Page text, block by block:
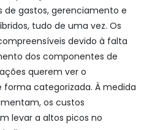
de gastos, gerenciamento e
tudo de uma vez. Os
devido à falta
dos componentes de
querem ver o
categorizada. À medida
os custos
levar a altos picos no